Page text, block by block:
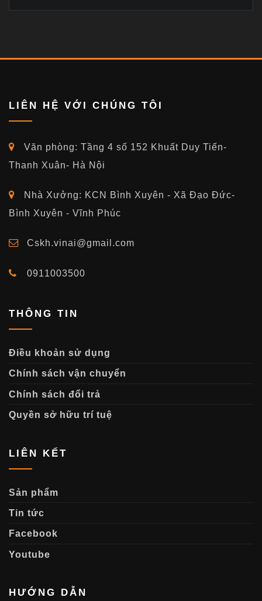
LIÊN HỆ VỚI CHÚNG TÔI
Văn phòng: Tầng 4 số 152 Khuất Duy Tiến-
Thanh Xuân- Hà Nội
Nhà Xưởng: KCN Bình Xuyên - Xã Đạo Đức-
Bình Xuyên - Vĩnh Phúc
Cskh.vinai@gmail.com
0911003500
THÔNG TIN
Điều khoản sử dụng
Chính sách vận chuyển
Chính sách đổi trả
Quyền sở hữu trí tuệ
LIÊN KẾT
Sản phẩm
Tin tức
Facebook
Youtube
HƯỚNG DẪN